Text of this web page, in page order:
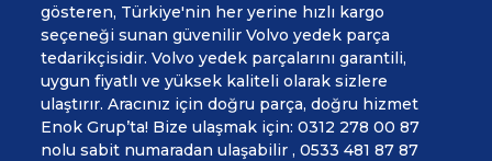
gösteren, Türkiye'nin her yerine hızlı kargo
seçeneği sunan güvenilir Volvo yedek parça
tedarikçisidir. Volvo yedek parçalarını garantili,
uygun fiyatlı ve yüksek kaliteli olarak sizlere
ulaştırır. Aracınız için doğru parça, doğru hizmet
Enok Grup’ta! Bize ulaşmak için: 0312 278 00 87
nolu sabit numaradan ulaşabilir , 0533 481 87 87